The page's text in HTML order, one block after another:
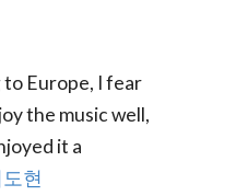
Europe, I fear
the music well,
it a
현